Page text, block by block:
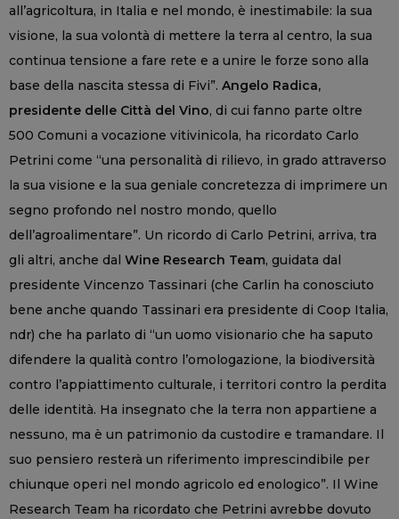
all’agricoltura, in Italia e nel mondo, è inestimabile: la sua
visione, la sua volontà di mettere la terra al centro, la sua
continua tensione a fare rete e a unire le forze sono alla
base della nascita stessa di Fivi”. Angelo Radica,
presidente delle Città del Vino, di cui fanno parte oltre
500 Comuni a vocazione vitivinicola, ha ricordato Carlo
Petrini come “una personalità di rilievo, in grado attraverso
la sua visione e la sua geniale concretezza di imprimere un
segno profondo nel nostro mondo, quello
dell’agroalimentare”. Un ricordo di Carlo Petrini, arriva, tra
gli altri, anche dal Wine Research Team, guidata dal
presidente Vincenzo Tassinari (che Carlin ha conosciuto
bene anche quando Tassinari era presidente di Coop Italia,
ndr) che ha parlato di “un uomo visionario che ha saputo
difendere la qualità contro l’omologazione, la biodiversità
contro l’appiattimento culturale, i territori contro la perdita
delle identità. Ha insegnato che la terra non appartiene a
nessuno, ma è un patrimonio da custodire e tramandare. Il
suo pensiero resterà un riferimento imprescindibile per
chiunque operi nel mondo agricolo ed enologico”. Il Wine
Research Team ha ricordato che Petrini avrebbe dovuto